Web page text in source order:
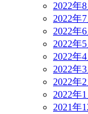
2022年8
2022年7
2022年6
2022年5
2022年4
2022年3
2022年2
2022年1
2021年